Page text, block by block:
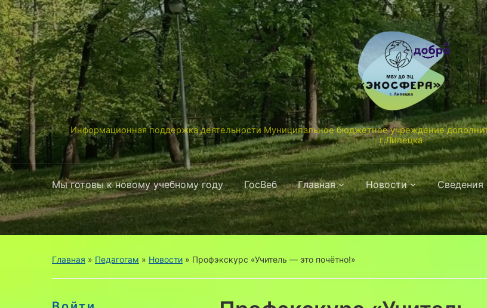
Информационная поддержка деятельности Муниципальное бюджетное учреждение
г.Липецка
Мы готовы к новому учебному году ГосВеб Главная Новости Сведения
Главная » Педагогам » Новости » Профэкскурс «Учитель — это почётно!»